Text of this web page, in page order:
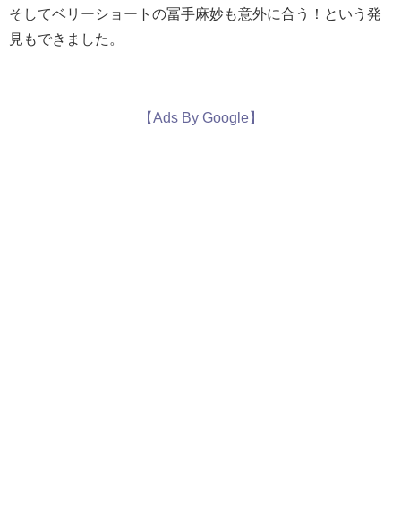
そしてベリーショートの冨手麻妙も意外に合う！という発
見もできました。
【Ads By Google】